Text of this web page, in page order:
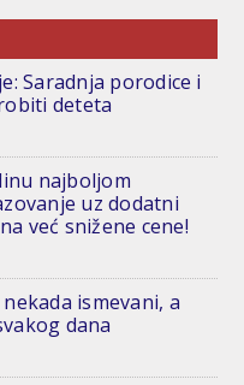
Saradnja porodice i
deteta
najboljom
uz dodatni
već snižene cene!
ismevani, a
dana